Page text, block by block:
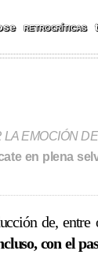
RETROCRÍTICAS
EMOCIÓN
en plena
de, entre
con el